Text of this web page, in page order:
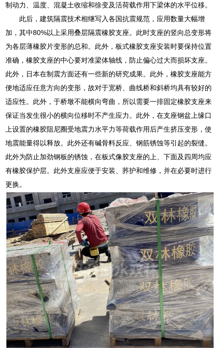
制动力、温度、混凝土收缩和徐变及活荷载作用下梁体的水平位移。
此后，建筑隔震技术相继写入各国抗震规范，应用数量大幅增
加，其中80%以上采用叠层隔震橡胶支座。此时支座的竖向总变形将
为各层薄橡胶片变形的总和。此外，板式橡胶支座安装时要保持位置
准确，橡胶支座的中心要对准梁体轴线，防止偏心过大而损坏支座。
此外，日本在制震方面还有一些新的研究成果。此外，橡胶支座能方
便地适应任意方向的变形，故对于宽桥、曲线桥和斜桥均具有较好的
适应性。此外，于桥墩不能横向弯曲，所以需要一排固定橡胶支座来
保证当发生很小的横向位移时不产生应力。此外，在支座钢盆上缘口
上设置的橡胶阻尼圈受地震力水平力等荷载作用后产生挤压变形，使
地震能量得以释放。此外还有碱骨料反应、钢筋锈蚀等引起的裂缝。
此外为防止加劲钢板的锈蚀，在板式像胶支座的上、下面及四周均应
有橡胶保护层。此外支座应便于安装、荞护和维修，并在必要时进行
更换。